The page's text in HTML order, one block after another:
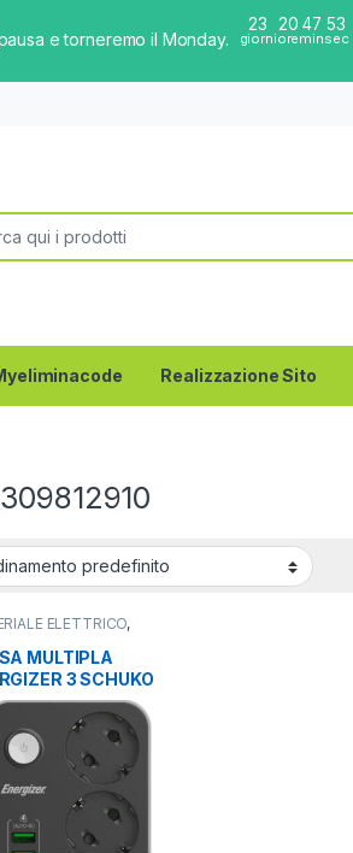
e torneremo il Monday.
23
giorni
20
ore
47
min
53
sec
per:
Realizzazione Sito
ELETTRICO,
E FILTRI
MULTIPLA
3 SCHUKO
A CON